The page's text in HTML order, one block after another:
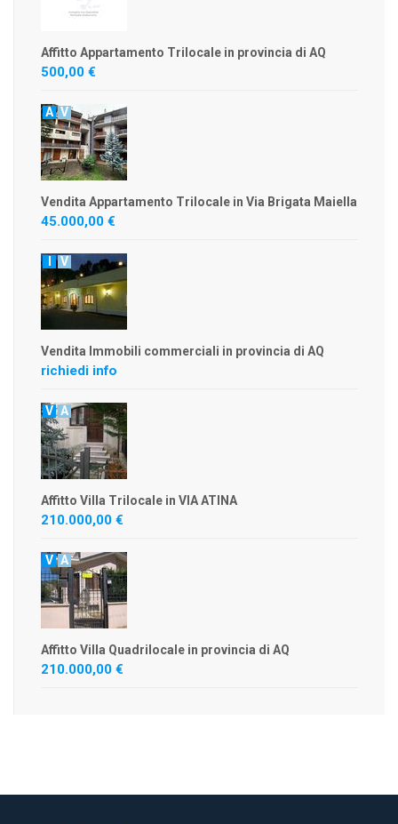
Affitto Appartamento Trilocale in provincia di AQ
500,00 €
A V
Vendita Appartamento Trilocale in Via Brigata Maiella
45.000,00 €
V
Vendita Immobili commerciali in provincia di AQ
richiedi info
V A
Affitto Villa Trilocale in VIA ATINA
210.000,00 €
V A
Affitto Villa Quadrilocale in provincia di AQ
210.000,00 €